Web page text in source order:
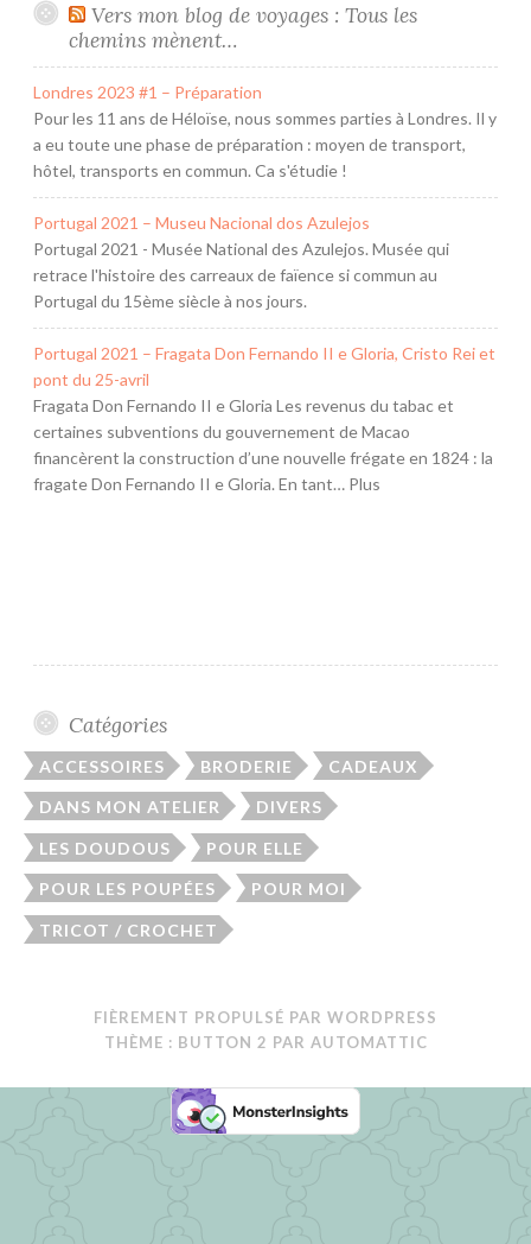
Vers mon blog de voyages : Tous les
chemins mènent…
Londres 2023 #1 – Préparation
Pour les 11 ans de Héloïse, nous sommes parties à Londres. Il y
a eu toute une phase de préparation : moyen de transport,
hôtel, transports en commun. Ca s'étudie !
Portugal 2021 – Museu Nacional dos Azulejos
Portugal 2021 - Musée National des Azulejos. Musée qui
retrace l'histoire des carreaux de faïence si commun au
Portugal du 15ème siècle à nos jours.
Portugal 2021 – Fragata Don Fernando II e Gloria, Cristo Rei et
pont du 25-avril
Fragata Don Fernando II e Gloria Les revenus du tabac et
certaines subventions du gouvernement de Macao
financèrent la construction d’une nouvelle frégate en 1824 : la
fragate Don Fernando II e Gloria. En tant… Plus
Catégories
ACCESSOIRES BRODERIE CADEAUX
DANS MON ATELIER DIVERS
LES DOUDOUS POUR ELLE
POUR LES POUPÉES POUR MOI
TRICOT / CROCHET
FIÈREMENT PROPULSÉ PAR WORDPRESS
THÈME : BUTTON 2 PAR AUTOMATTIC